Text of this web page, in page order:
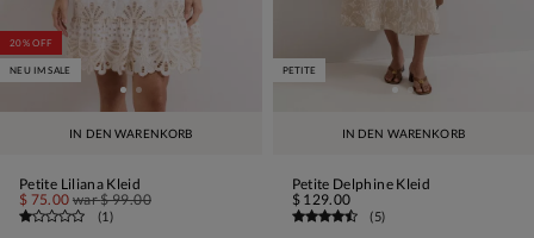
IN DEN WARENKORB
20% OFF
NEU IM SALE
Petite Liliana Kleid
$ 75.00 war$ 99.00
(1)
IN DEN WARENKORB
PETITE
Petite Delphine Kleid
$ 129.00
(5)